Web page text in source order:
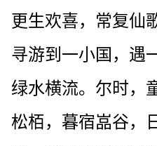
更生欢喜，常复仙
寻游到一小国，遇
绿水横流。尔时，
松栢，暮宿嵓谷，